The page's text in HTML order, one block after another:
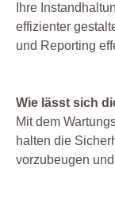
Ihre
effizienter
und Reporting
Wie lässt sich
Mit dem
halten die
vorzubeugen